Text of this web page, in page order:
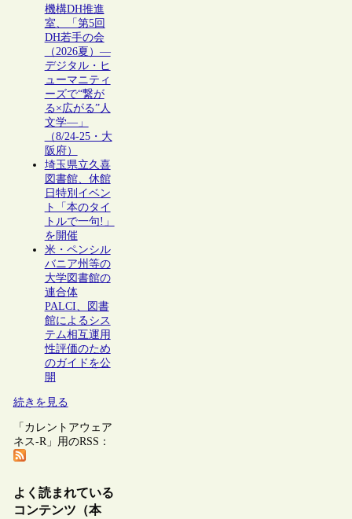
機構DH推進
室、「第5回
DH若手の会
（2026夏）―
デジタル・ヒ
ューマニティ
ーズで“繋が
る×広がる”人
文学―」
（8/24-25・大
阪府）
埼玉県立久喜
図書館、休館
日特別イベン
ト「本のタイ
トルで一句!」
を開催
米・ペンシル
バニア州等の
大学図書館の
連合体
PALCI、図書
館によるシス
テム相互運用
性評価のため
のガイドを公
開
続きを見る
「カレントアウェア
ネス-R」用のRSS：
よく読まれている
コンテンツ（本